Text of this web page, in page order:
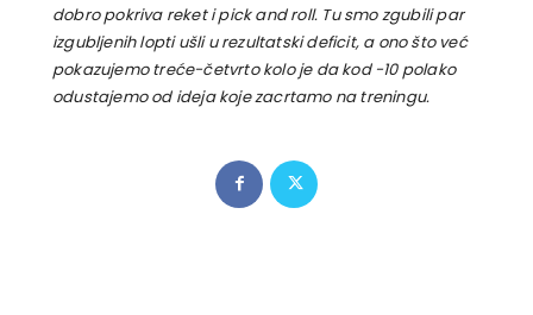
dobro pokriva reket i pick and roll. Tu smo zgubili par
izgubljenih lopti ušli u rezultatski deficit, a ono što već
pokazujemo treće-četvrto kolo je da kod -10 polako
odustajemo od ideja koje zacrtamo na treningu.